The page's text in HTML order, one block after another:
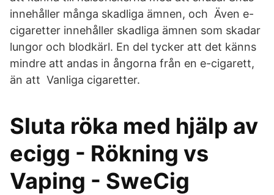
innehåller många skadliga ämnen, och Även e-
cigaretter innehåller skadliga ämnen som skadar
lungor och blodkärl. En del tycker att det känns
mindre att andas in ångorna från en e-cigarett,
än att Vanliga cigaretter.
Sluta röka med hjälp av
ecigg - Rökning vs
Vaping - SweCig